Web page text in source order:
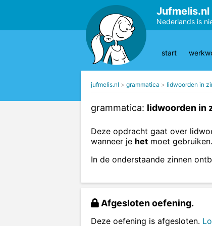
Jufmelis.nl
Nederlands is
start
jufmelis.nl grammatica lidwoorden in
grammatica: lidwoorden in
Deze opdracht gaat over
wanneer je het moet
In de onderstaande zinnen
Afgesloten oefening.
Deze oefening is afgesloten.